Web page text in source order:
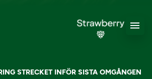
STRECKET INFÖR SISTA OMGÅNGEN